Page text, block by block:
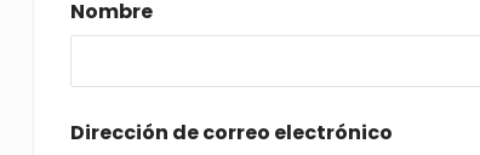
Nombre
Dirección de correo electrónico